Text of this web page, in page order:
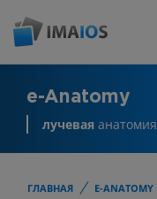
e-Anatomy
лучевая анатомия
ГЛАВНАЯ E-ANATOMY